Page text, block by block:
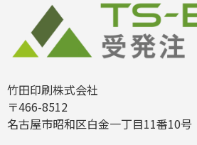
竹田印刷株式会社
〒466-8512
名古屋市昭和区白金一丁目11番10号